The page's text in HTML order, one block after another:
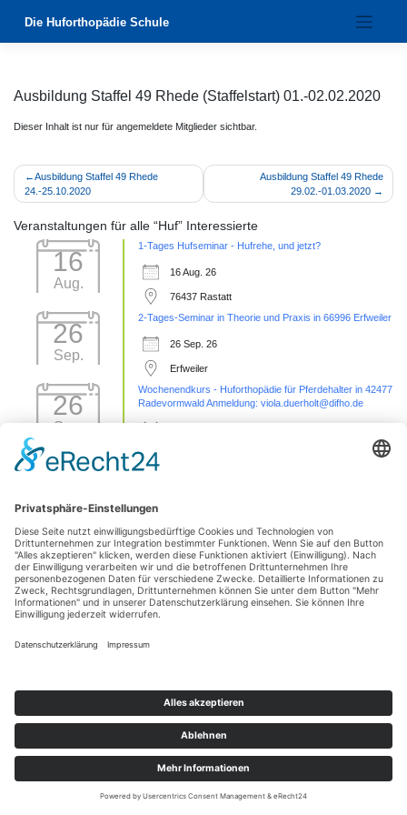
Die Huforthopädie Schule
Ausbildung Staffel 49 Rhede (Staffelstart) 01.-02.02.2020
Dieser Inhalt ist nur für angemeldete Mitglieder sichtbar.
Beitragsnavigation
Ausbildung Staffel 49 Rhede
24.-25.10.2020
Ausbildung Staffel 49 Rhede
29.02.-01.03.2020
Veranstaltungen für alle “Huf” Interessierte
16
Aug.
1-Tages Hufseminar - Hufrehe, und jetzt?
16 Aug. 26
76437 Rastatt
26
Sep.
2-Tages-Seminar in Theorie und Praxis in 66996 Erfweiler
26 Sep. 26
Erfweiler
26
Sep.
Wochenendkurs - Huforthopädie für Pferdehalter in 42477
Radevormwald Anmeldung: viola.duerholt@difho.de
Okt.
Sezierseminar in 71576 Burgstetten (von
Burgstetten
01
Nov.
1 Tages Hufseminar-Sezieren16727 Velten - mit Michelle
Yakobi Anmeldung: unter info@difho.de
1 Nov. 26
© 2026Die Huforthopädie Schule |Bootstrap-Theme für WordPress